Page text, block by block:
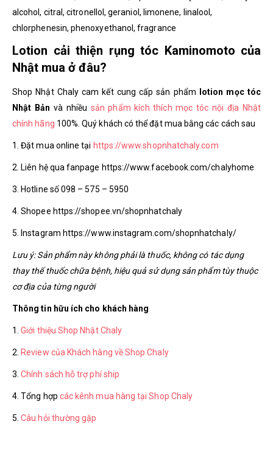
alcohol, citral, citronellol, geraniol, limonene, linalool,
chlorphenesin, phenoxyethanol, fragrance
Lotion cải thiện rụng tóc Kaminomoto của
Nhật mua ở đâu?
Shop Nhật Chaly cam kết cung cấp sản phẩm lotion mọc tóc
Nhật Bản và nhiều sản phẩm kích thích mọc tóc nội địa Nhật
chính hãng 100%. Quý khách có thể đặt mua bằng các cách sau
1. Đặt mua online tại https://www.shopnhatchaly.com
2. Liên hệ qua fanpage https://www.facebook.com/chalyhome
3. Hotline số 098 – 575 – 5950
4. Shopee https://shopee.vn/shopnhatchaly
5. Instagram https://www.instagram.com/shopnhatchaly/
Lưu ý: Sản phẩm này không phải là thuốc, không có tác dụng
thay thế thuốc chữa bệnh, hiệu quả sử dụng sản phẩm tùy thuộc
cơ địa của từng người
Thông tin hữu ích cho khách hàng
1.Giới thiệu Shop Nhật Chaly
2. Review của Khách hàng về Shop Chaly
3.Chính sách hỗ trợ phí ship
4. Tổng hợp các kênh mua hàng tại Shop Chaly
5.Câu hỏi thường gặp